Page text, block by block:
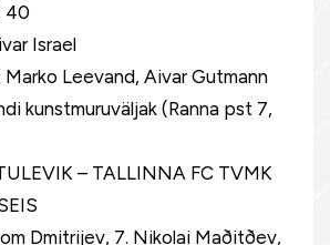
40
Israel
Leevand, Aivar Gutmann
kunstmuruväljak (Ranna pst 7,
– TALLINNA FC TVMK
Dmitrijev, 7. Nikolai Maðitðev,